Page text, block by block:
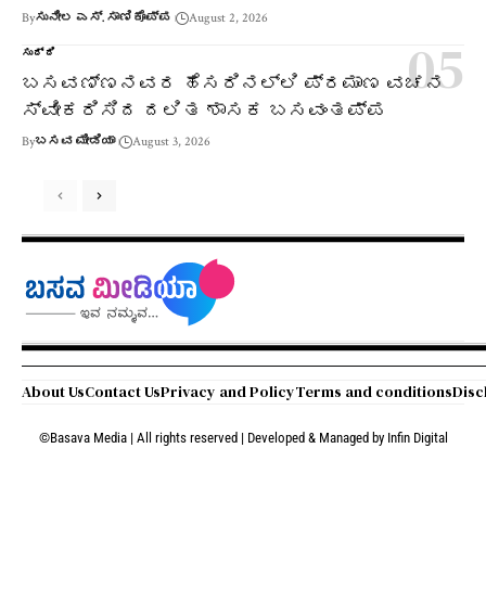
Byಸುನೀಲ ಎಸ್. ಸಾಣಿಕೊಪ್ಪ August 2, 2026
ಸುದ್ದಿ
ಬಸವಣ್ಣನವರ ಹೆಸರಿನಲ್ಲಿ ಪ್ರಮಾಣ ವಚನ
ಸ್ವೀಕರಿಸಿದ ದಲಿತ ಶಾಸಕ ಬಸವಂತಪ್ಪ
Byಬಸವ ಮೀಡಿಯಾ August 3, 2026
About UsContact UsPrivacy and PolicyTerms and conditions
©Basava Media | All rights reserved | Developed & Managed by Infin Digital